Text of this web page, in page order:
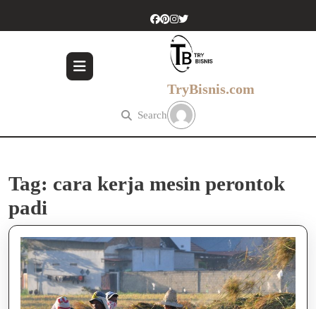
TryBisnis.com
Search
Tag: cara kerja mesin perontok
padi